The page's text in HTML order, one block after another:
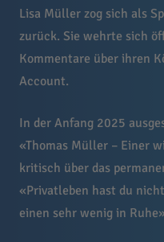
Lisa Müller zog sich als
zurück. Sie wehrte sich
Kommentare über ihren
Account.
In der Anfang 2025
«Thomas Müller – Einer
kritisch über das
«Privatleben hast du
einen sehr wenig in